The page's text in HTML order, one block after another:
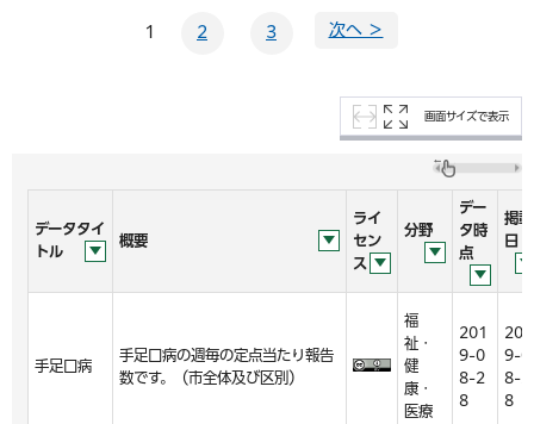
1 2 3 次へ ＞
画面サイズで表示
データタイ
トル
概要
ライ
セン
ス
分野
デー
タ時
点
掲載
日
手足口病
手足口病の週毎の定点当たり報告
数です。（市全体及び区別）
福
祉・
健
康・
医療
201
9-0
8-2
8
201
9-0
8-2
8